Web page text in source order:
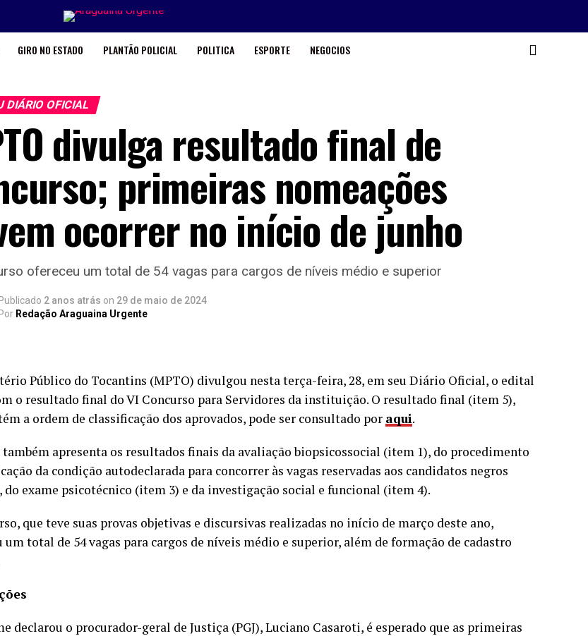
GIRO NO ESTADO PLANTÃO POLICIAL POLITICA ESPORTE NEGOCIOS
DIÁRIO OFICIAL
divulga resultado final de
primeiras nomeações
ocorrer no início de junho
ofereceu um total de 54 vagas para cargos de níveis médio e superior
Publicado 2 anos atrás on 29 de maio de 2024
Por Redação Araguaina Urgente
Público do Tocantins (MPTO) divulgou nesta terça-feira, 28, em seu Diário Oficial, o edital
o resultado final do VI Concurso para Servidores da instituição. O resultado final (item 5),
a ordem de classificação dos aprovados, pode ser consultado por aqui.
apresenta os resultados finais da avaliação biopsicossocial (item 1), do procedimento
da condição autodeclarada para concorrer às vagas reservadas aos candidatos negros
do exame psicotécnico (item 3) e da investigação social e funcional (item 4).
que teve suas provas objetivas e discursivas realizadas no início de março deste ano,
um total de 54 vagas para cargos de níveis médio e superior, além de formação de cadastro
declarou o procurador-geral de Justiça (PGJ), Luciano Casaroti, é esperado que as primeiras